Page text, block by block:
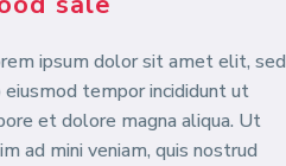
ipsum dolor sit amet elit, sed
eiusmod tempor incididunt ut
et dolore magna aliqua. Ut
ad mini veniam, quis nostrud